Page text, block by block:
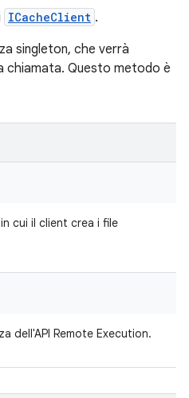
ICacheClient .
singleton, che verrà
chiamata. Questo metodo è
cui il client crea i file
dell'API Remote Execution.